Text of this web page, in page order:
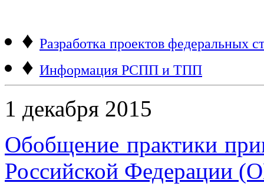
♦ Разработка проектов федеральных
♦ Информация РСПП и ТПП
1 декабря 2015
Обобщение практики
Российской Федерации